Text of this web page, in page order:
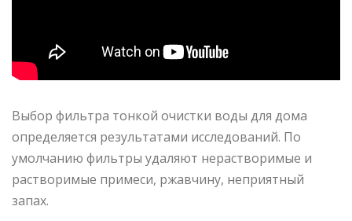
Выбор фильтра тонкой очистки воды для дома
определяется результатами исследований. По
умолчанию фильтры удаляют нерастворимые и
растворимые примеси, ржавчину, неприятный
запах.